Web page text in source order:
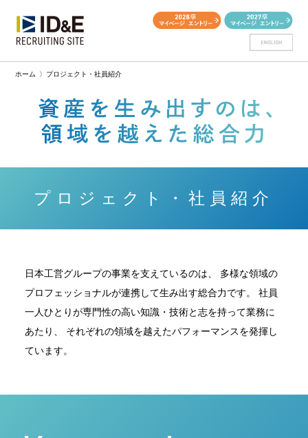
ホーム 〉 プロジェクト・社員紹介
プロジェクト・社員紹介
日本工営グループの事業を支えているのは、
多様な領域の
プロフェッショナルが連携して生み出す総合力です。
社員
一人ひとりが専門性の高い知識・技術と志を持って業務に
あたり、
それぞれの領域を越えたパフォーマンスを発揮し
ています。